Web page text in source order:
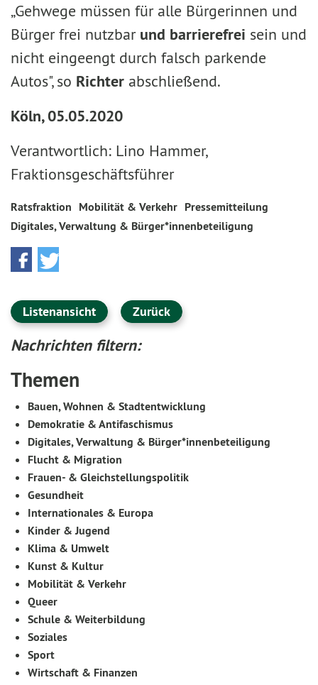
„Gehwege müssen für alle Bürgerinnen und
Bürger frei nutzbar und barrierefrei sein und
nicht eingeengt durch falsch parkende
Autos", so Richter abschließend.
Köln, 05.05.2020
Verantwortlich: Lino Hammer,
Fraktionsgeschäftsführer
Ratsfraktion Mobilität & Verkehr Pressemitteilung
Digitales, Verwaltung & Bürger*innenbeteiligung
Listenansicht Zurück
Nachrichten filtern:
Themen
Bauen, Wohnen & Stadtentwicklung
Demokratie & Antifaschismus
Digitales, Verwaltung & Bürger*innenbeteiligung
Flucht & Migration
Frauen- & Gleichstellungspolitik
Gesundheit
Internationales & Europa
Kinder & Jugend
Klima & Umwelt
Kunst & Kultur
Mobilität & Verkehr
Queer
Schule & Weiterbildung
Soziales
Sport
Wirtschaft & Finanzen